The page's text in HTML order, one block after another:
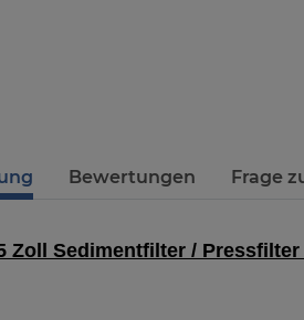
Bewertungen Frage
Zoll Sedimentfilter / Pressfilter